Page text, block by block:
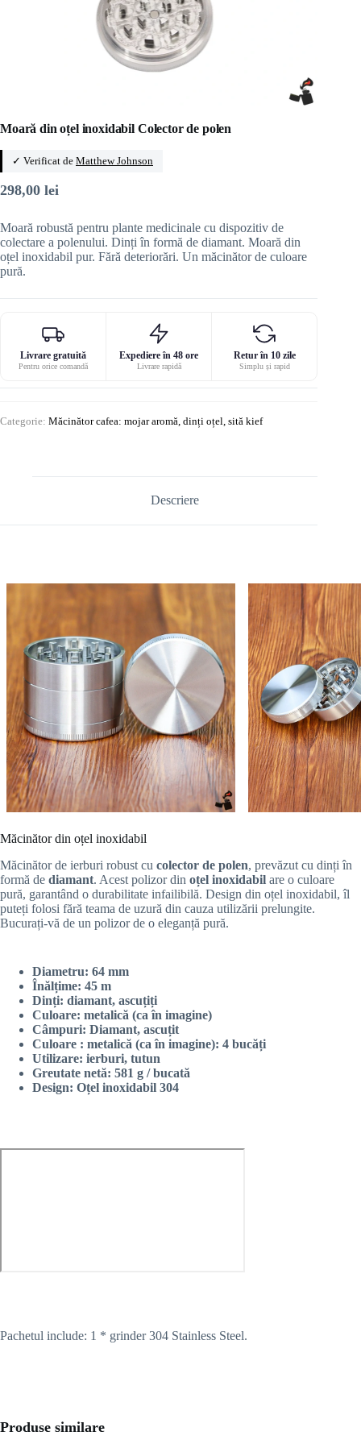
Moară din oțel inoxidabil Colector de polen
✓ Verificat de Matthew Johnson
298,00 lei
Moară robustă pentru plante medicinale cu dispozitiv de
colectare a polenului. Dinți în formă de diamant. Moară din
oțel inoxidabil pur. Fără deteriorări. Un măcinător de culoare
pură.
Livrare gratuită
Pentru orice comandă
Expediere în 48 ore
Livrare rapidă
Retur în 10 zile
Simplu și rapid
Categorie: Măcinător cafea: mojar aromă, dinți oțel, sită kief
Descriere
Măcinător din oțel inoxidabil
Măcinător de ierburi robust cu colector de polen, prevăzut cu dinți în
formă de diamant. Acest polizor din oțel inoxidabil are o culoare
pură, garantând o durabilitate infailibilă. Design din oțel inoxidabil, îl
puteți folosi fără teama de uzură din cauza utilizării prelungite.
Bucurați-vă de un polizor de o eleganță pură.
Diametru: 64 mm
Înălțime: 45 m
Dinți: diamant, ascuțiți
Culoare: metalică (ca în imagine)
Câmpuri: Diamant, ascuțit
Culoare : metalică (ca în imagine): 4 bucăți
Utilizare: ierburi, tutun
Greutate netă: 581 g / bucată
Design: Oțel inoxidabil 304
Pachetul include: 1 * grinder 304 Stainless Steel.
Produse similare